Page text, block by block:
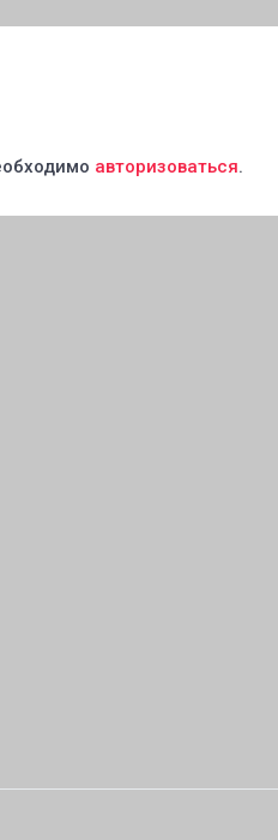
авторизоваться.